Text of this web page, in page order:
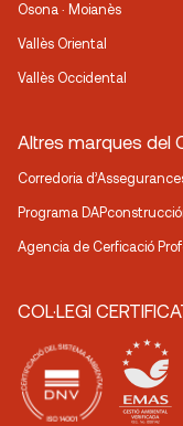
Osona · Moianès
Vallès Oriental
Vallès Occidental
Altres marques del
Corredoria
Programa
Agencia de Cerficació
COL·LEGI